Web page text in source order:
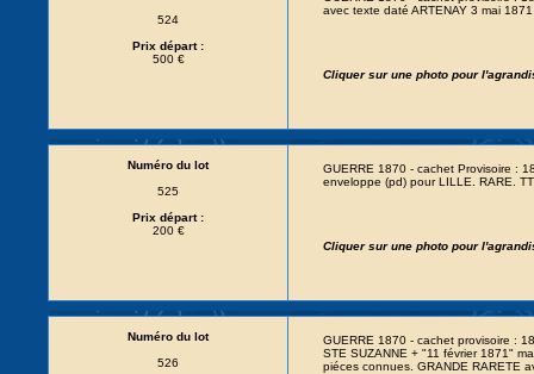
524
Prix départ :
500 €
avec texte daté ARTENAY 3 mai
Cliquer sur une photo pour
Numéro du lot
525
Prix départ :
200 €
GUERRE 1870 - cachet Provisoire :
enveloppe (pd) pour LILLE. RARE.
Cliquer sur une photo pour
Numéro du lot
526
GUERRE 1870 - cachet provisoire :
STE SUZANNE + "11 février 1871"
piéces connues. GRANDE RARETE